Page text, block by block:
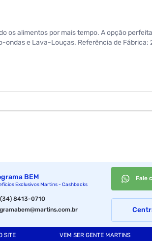
os alimentos por mais tempo. A opção
ondas e Lava-Louças. Referência de Fábrica:
BEM
Exclusivos Martins - Cashbacks
(34) 8413-0710
Fale
SITE VEM SER GENTE MARTINS